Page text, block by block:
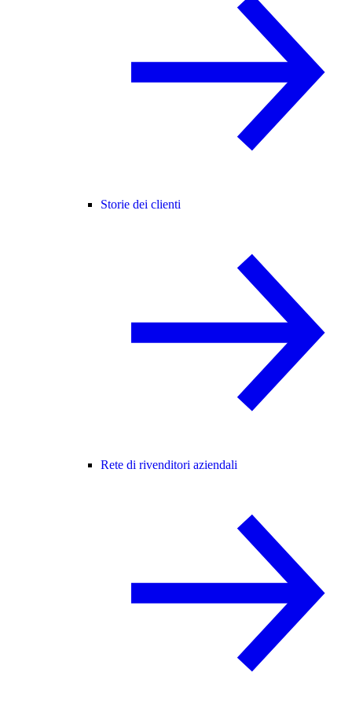
Storie dei clienti
Rete di rivenditori aziendali